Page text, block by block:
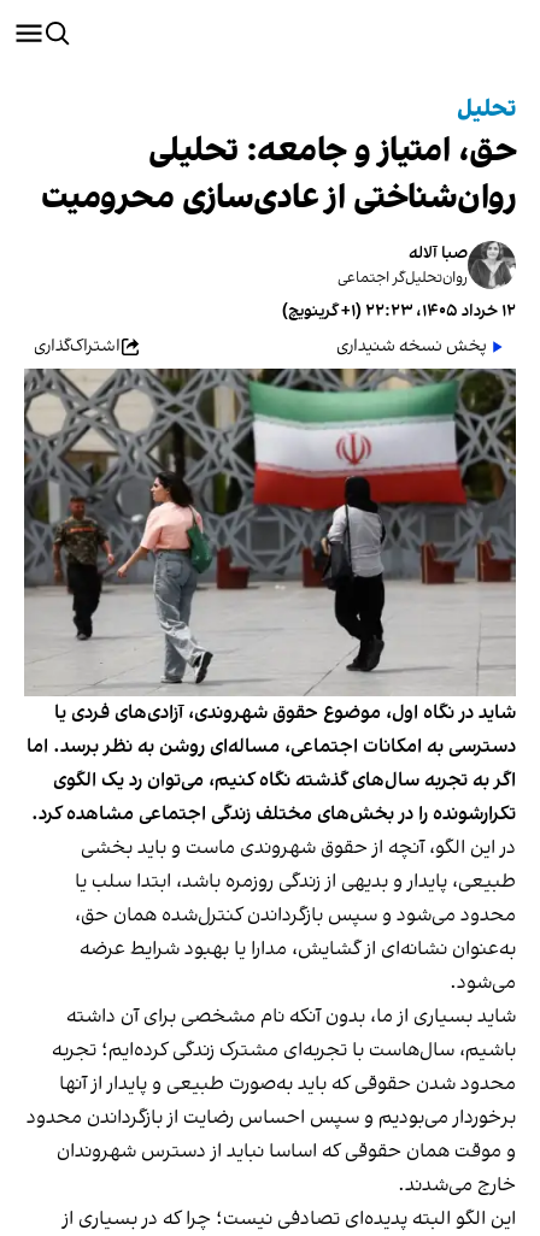
تحلیل
حق، امتیاز و جامعه: تحلیلی
روان‌شناختی از عادی‌سازی محرومیت
صبا آلاله
روان‌تحلیل‌گر اجتماعی
۱۲ خرداد ۱۴۰۵، ۲۲:۲۳ (‎+۱ گرینویچ)
پخش نسخه شنیداری
اشتراک‌گذاری
شاید در نگاه اول، موضوع حقوق شهروندی، آزادی‌های فردی یا
دسترسی به امکانات اجتماعی، مساله‌ای روشن به نظر برسد. اما
اگر به تجربه سال‌های گذشته نگاه کنیم، می‌توان رد یک الگوی
تکرارشونده را در بخش‌های مختلف زندگی اجتماعی مشاهده کرد.
در این الگو، آنچه از حقوق شهروندی ماست و باید بخشی
طبیعی، پایدار و بدیهی از زندگی روزمره باشد، ابتدا سلب یا
محدود می‌شود و سپس بازگرداندن کنترل‌شده همان حق،
به‌عنوان نشانه‌ای از گشایش، مدارا یا بهبود شرایط عرضه
می‌شود.
شاید بسیاری از ما، بدون آنکه نام مشخصی برای آن داشته
باشیم، سال‌هاست با تجربه‌ای مشترک زندگی کرده‌ایم؛ تجربه
محدود شدن حقوقی که باید به‌صورت طبیعی و پایدار از آنها
برخوردار می‌بودیم و سپس احساس رضایت از بازگرداندن محدود
و موقت همان حقوقی که اساسا نباید از دسترس شهروندان
خارج می‌شدند.
این الگو البته پدیده‌ای تصادفی نیست؛ چرا که در بسیاری از